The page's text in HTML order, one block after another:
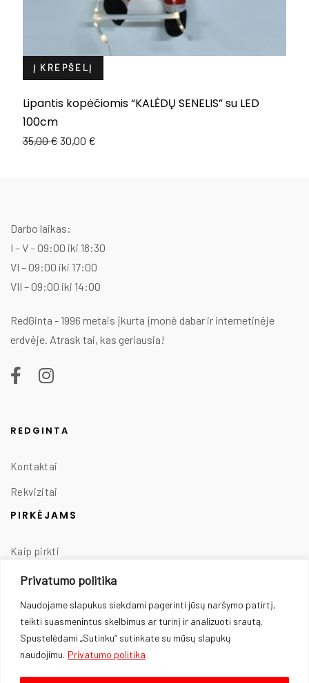
Privatumo politika
Naudojame slapukus siekdami pagerinti jūsų naršymo patirtį,
teikti suasmenintus skelbimus ar turinį ir analizuoti srautą.
Spustelėdami „Sutinku“ sutinkate su mūsų slapukų
naudojimu. Privatumo politika
Į KREPŠELĮ
Lipantis kopėčiomis “KALĖDŲ SENELIS” su LED
100cm
35,00€
Original 30,00 €
Current
Darbo laikas:
I – V – 09:00 iki 18:30
VI – 09:00 iki 17:00
VII – 09:00 iki 14:00
RedGinta - 1996 metais įkurta įmonė dabar ir internetinėje
erdvėje. Atrask tai, kas geriausia!
REDGINTA
Kontaktai
Rekvizitai
PIRKĖJAMS
Kaip pirkti
Taisyklės
Prekių pristatymas
Prekių grąžinimas
Privatumo politika
Slapukų naudojimas